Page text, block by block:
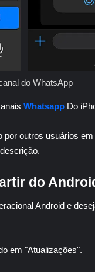
do WhatsApp
Whatsapp Do
outros usuários
do
Android e
em "Atualizações".